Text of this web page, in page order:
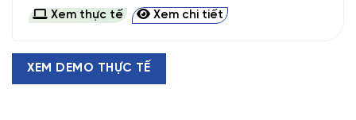
là:
900.000 VND.
tại
là:
550.000 VND.
Xem thực tế Xem chi tiết
XEM DEMO THỰC TẾ